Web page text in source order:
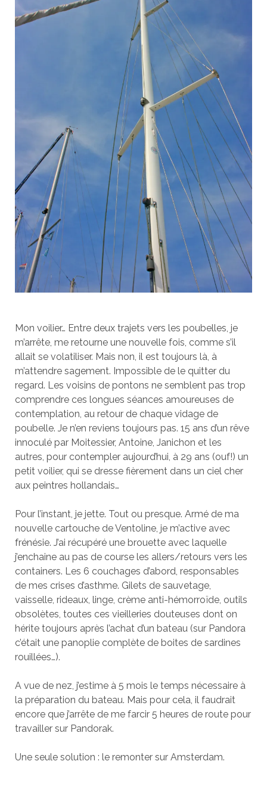
Mon voilier… Entre deux trajets vers les poubelles, je
m’arrête, me retourne une nouvelle fois, comme s’il
allait se volatiliser. Mais non, il est toujours là, à
m’attendre sagement. Impossible de le quitter du
regard. Les voisins de pontons ne semblent pas trop
comprendre ces longues séances amoureuses de
contemplation, au retour de chaque vidage de
poubelle. Je n’en reviens toujours pas. 15 ans d’un rêve
innoculé par Moitessier, Antoine, Janichon et les
autres, pour contempler aujourd’hui, à 29 ans (ouf!) un
petit voilier, qui se dresse fièrement dans un ciel cher
aux peintres hollandais…
Pour l’instant, je jette. Tout ou presque. Armé de ma
nouvelle cartouche de Ventoline, je m’active avec
frénésie. J’ai récupéré une brouette avec laquelle
j’enchaine au pas de course les allers/retours vers les
containers. Les 6 couchages d’abord, responsables
de mes crises d’asthme. Gilets de sauvetage,
vaisselle, rideaux, linge, crème anti-hémorroïde, outils
obsolètes, toutes ces vieilleries douteuses dont on
hérite toujours après l’achat d’un bateau (sur Pandora
c’était une panoplie complète de boites de sardines
rouillées…).
A vue de nez, j’estime à 5 mois le temps nécessaire à
la préparation du bateau. Mais pour cela, il faudrait
encore que j’arrête de me farcir 5 heures de route pour
travailler sur Pandorak.
Une seule solution : le remonter sur Amsterdam.